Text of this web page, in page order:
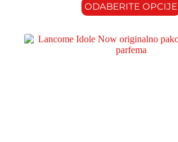
ODABERITE OPCIJE